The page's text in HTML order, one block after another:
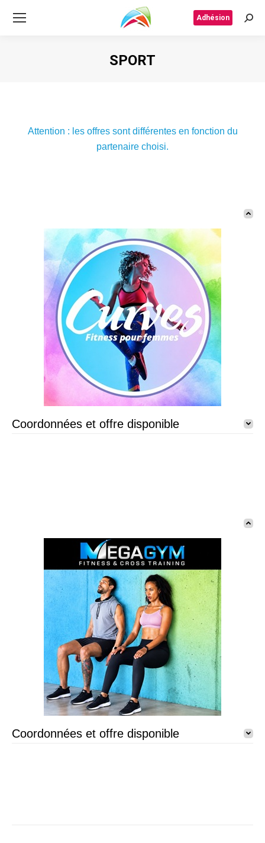
Adhésion
SPORT
Attention : les offres sont différentes en fonction du
partenaire choisi.
Coordonnées et offre disponible
Coordonnées et offre disponible